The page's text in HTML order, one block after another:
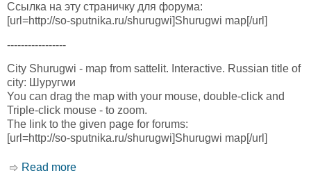
Ссылка на эту страничку для форума:
[url=http://so-sputnika.ru/shurugwi]Shurugwi map[/url]
-----------------
City Shurugwi - map from sattelit. Interactive. Russian title of
city: Шуругwи
You can drag the map with your mouse, double-click and
Triple-click mouse - to zoom.
The link to the given page for forums:
[url=http://so-sputnika.ru/shurugwi]Shurugwi map[/url]
Read more